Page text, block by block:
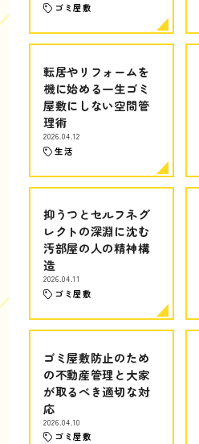
ゴミ屋敷
転居やリフォームを
機に始める一生ゴミ
屋敷にしない空間管
理術
2026.04.12
生活
抑うつとセルフネグ
レクトの深淵に沈む
汚部屋の人の精神構
造
2026.04.11
ゴミ屋敷
ゴミ屋敷防止のため
の不動産管理と大家
が取るべき適切な対
応
2026.04.10
ゴミ屋敷